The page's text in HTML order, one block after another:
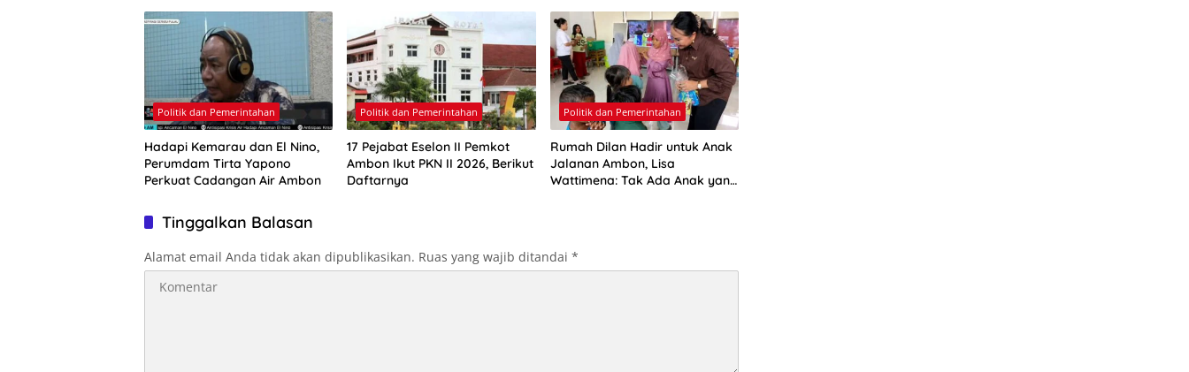
Politik dan Pemerintahan
Hadapi Kemarau dan El Nino,
Perumdam Tirta Yapono
Perkuat Cadangan Air Ambon
Politik dan Pemerintahan
17 Pejabat Eselon II Pemkot
Ambon Ikut PKN II 2026, Berikut
Daftarnya
Politik dan Pemerintahan
Rumah Dilan Hadir untuk Anak
Jalanan Ambon, Lisa
Wattimena: Tak Ada Anak yang
Tinggalkan Balasan
Alamat email Anda tidak akan dipublikasikan. Ruas yang wajib ditandai *